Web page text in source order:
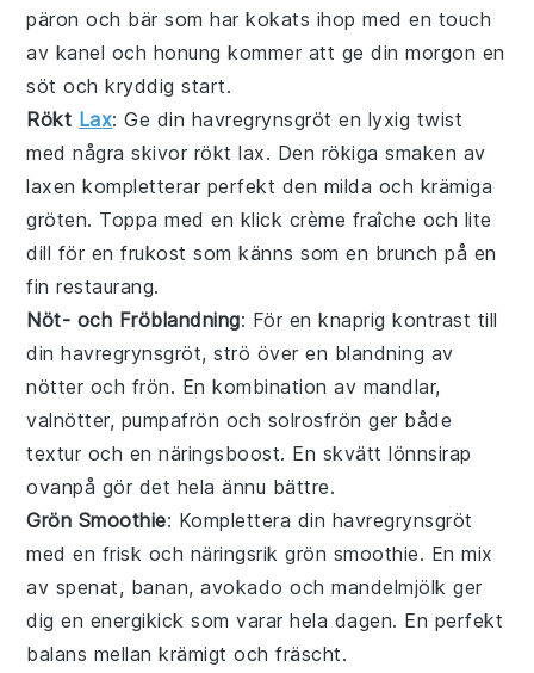
päron och bär som har kokats ihop med en touch
av kanel och honung kommer att ge din morgon en
söt och kryddig start.
Rökt Lax: Ge din havregrynsgröt en lyxig twist
med några skivor rökt lax. Den rökiga smaken av
laxen kompletterar perfekt den milda och krämiga
gröten. Toppa med en klick crème fraîche och lite
dill för en frukost som känns som en brunch på en
fin restaurang.
Nöt- och Fröblandning: För en knaprig kontrast till
dinhavregrynsgröt, strö över en blandning av
nötter och frön. En kombination av mandlar,
valnötter, pumpafrön och solrosfrön ger både
textur och en näringsboost. En skvättlönnsirap
ovanpå gör det hela ännu bättre.
Grön Smoothie: Komplettera din havregrynsgröt
med en frisk och näringsrikgrön smoothie. En mix
av spenat, banan,avokado ochmandelmjölk ger
dig en energikick som varar hela dagen. En perfekt
balans mellan krämigt och fräscht.